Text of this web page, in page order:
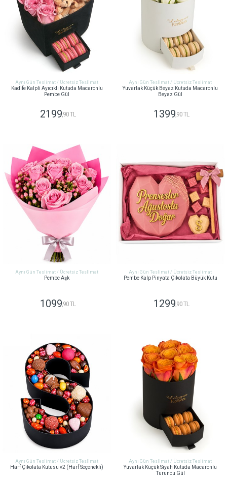
Aynı Gün Teslimat / Ücretsiz Teslimat
Kadife Kalpli Ayıcıklı Kutuda Macaronlu
Pembe Gül
2199,90 TL
Aynı Gün Teslimat / Ücretsiz Teslimat
Yuvarlak Küçük Beyaz Kutuda Macaronlu
Beyaz Gül
1399,90 TL
Aynı Gün Teslimat / Ücretsiz Teslimat
Pembe Aşk
1099,90 TL
Aynı Gün Teslimat / Ücretsiz Teslimat
Pembe Kalp Pinyata Çikolata Büyük Kutu
1299,90 TL
Aynı Gün Teslimat / Ücretsiz Teslimat
Harf Çikolata Kutusu v2 (Harf Seçenekli)
Aynı Gün Teslimat / Ücretsiz Teslimat
Yuvarlak Küçük Siyah Kutuda Macaronlu
Turuncu Gül